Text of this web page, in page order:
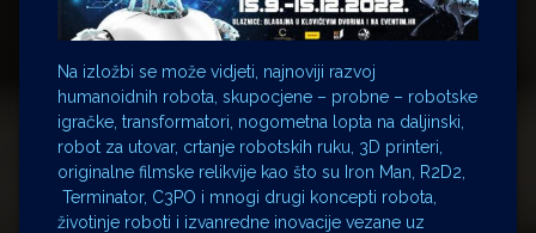
Na izložbi se može vidjeti, najnoviji razvoj
humanoidnih robota, skupocjene – probne – robotske
igračke, transformatori, nogometna lopta na daljinski,
robot za utovar, crtanje robotskih ruku, 3D printeri,
originalne filmske relikvije kao što su Iron Man, R2D2,
Terminator, C3PO i mnogi drugi koncepti robota,
životinje roboti i izvanredne inovacije vezane uz